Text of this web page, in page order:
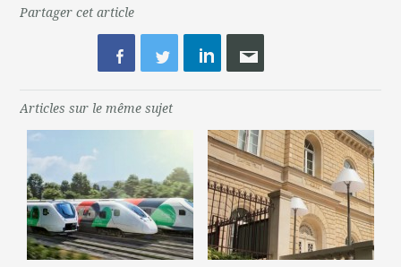
Partager cet article
Articles sur le même sujet